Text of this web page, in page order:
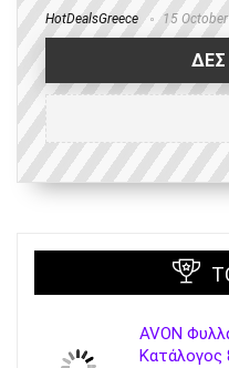
HotDealsGreece 15
ΔΕΣ
AVON